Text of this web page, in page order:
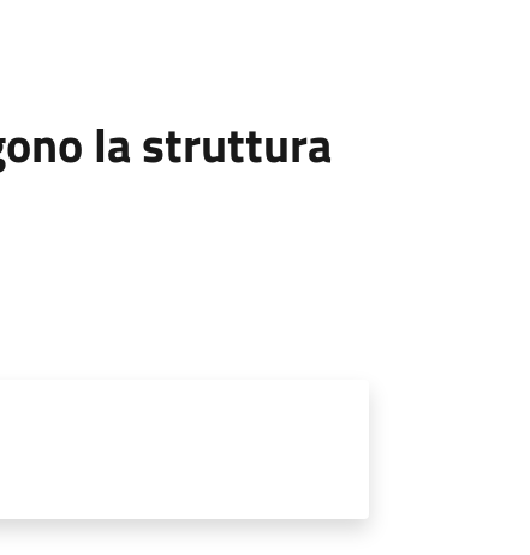
la struttura